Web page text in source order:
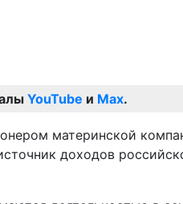
YouTube и Max.
материнской
доходов